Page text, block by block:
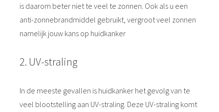
is daarom beter niet te veel te zonnen. Ook als u een
anti-zonnebrandmiddel gebruikt, vergroot veel zonnen
namelijk jouw kans op huidkanker
2. UV-straling
In de meeste gevallen is huidkanker het gevolg van te
veel blootstelling aan UV-straling. Deze UV-straling komt